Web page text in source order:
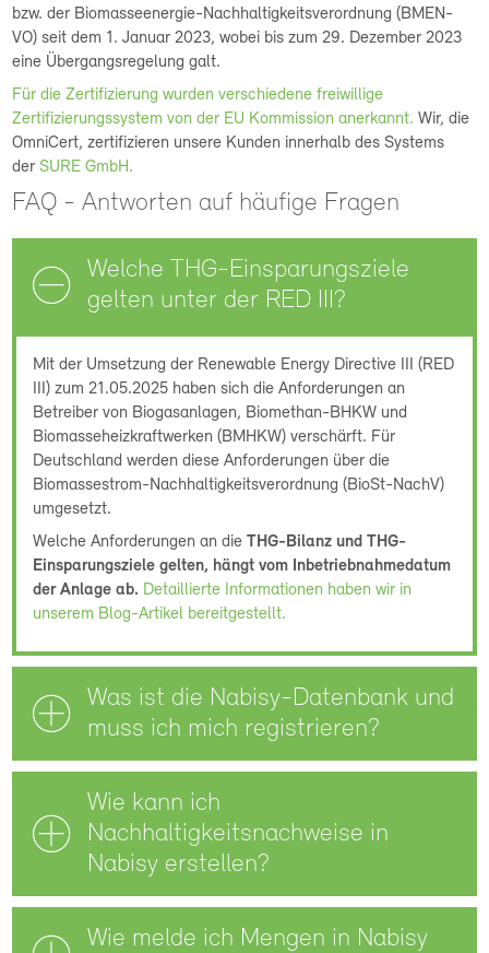
bzw. der Biomasseenergie-Nachhaltigkeitsverordnung (BMEN-
VO) seit dem 1. Januar 2023, wobei bis zum 29. Dezember 2023
eine Übergangsregelung galt.
Für die Zertifizierung wurden verschiedene freiwillige
Zertifizierungssystem von der EU Kommission anerkannt. Wir, die
OmniCert, zertifizieren unsere Kunden innerhalb des Systems
derSURE GmbH.
FAQ - Antworten auf häufige Fragen
Welche THG-Einsparungsziele
gelten unter der RED III?
Mit der Umsetzung der Renewable Energy Directive III (RED
III) zum 21.05.2025 haben sich die Anforderungen an
Betreiber von Biogasanlagen, Biomethan-BHKW und
Biomasseheizkraftwerken (BMHKW) verschärft. Für
Deutschland werden diese Anforderungen über die
Biomassestrom-Nachhaltigkeitsverordnung (BioSt-NachV)
umgesetzt.
Welche Anforderungen an dieTHG-Bilanz und THG-
Einsparungsziele gelten, hängt vom Inbetriebnahmedatum
der Anlage ab. Detaillierte Informationen haben wir in
unserem Blog-Artikel bereitgestellt.
Was ist die Nabisy-Datenbank und
muss ich mich registrieren?
Wie kann ich
Nachhaltigkeitsnachweise in
Nabisy erstellen?
Wie melde ich Mengen in Nabisy